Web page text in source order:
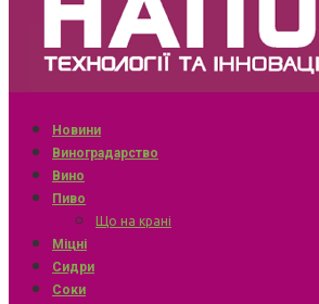
Новини
Виноградарство
Вино
Пиво
Що на крані
Міцні
Сидри
Соки